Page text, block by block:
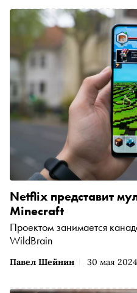
Павел Шейнин 30 мая
Netflix представит
Minecraft
Проектом занимается
WildBrain